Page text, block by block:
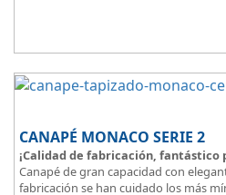
CANAPÉ MONACO SERIE 2
¡Calidad de fabricación, fantástico
Canapé de gran capacidad con
fabricación se han cuidado los más